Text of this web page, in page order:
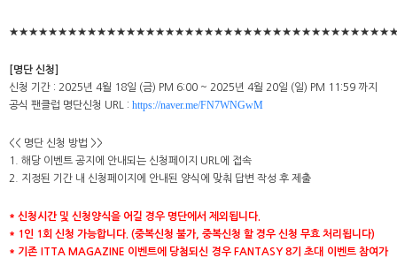
[명단 신청]
신청 기간 : 2025년 4월 18일 (금) PM 6:00 ~ 2025년 4월 20일 (일) PM 11:59 까지
공식 팬클럽 명단신청 URL : https://naver.me/FN7WNGwM
<< 명단 신청 방법 >>
1. 해당 이벤트 공지에 안내되는 신청페이지 URL에 접속
2. 지정된 기간 내 신청페이지에 안내된 양식에 맞춰 답변 작성 후 제출
* 신청시간 및 신청양식을 어길 경우 명단에서 제외됩니다.
* 1 인 1회 신청 가능합니다. (중복신청 불가, 중복신청 할 경우 신청 무효 처리됩니다)
* 기존 ITTA MAGAZINE 이벤트에 당첨되신 경우 FANTASY 8기 초대 이벤트 참여가